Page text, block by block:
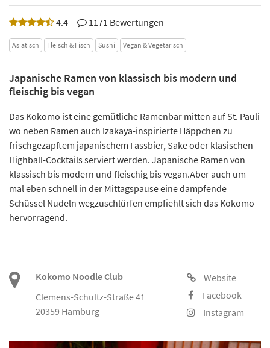
4.4 1171 Bewertungen
Asiatisch Fleisch & Fisch Sushi Vegan & Vegetarisch
Japanische Ramen von klassisch bis modern und
fleischig bis vegan
Das Kokomo ist eine gemütliche Ramenbar mitten auf St. Pauli
wo neben Ramen auch Izakaya-inspirierte Häppchen zu
frischgezapftem japanischem Fassbier, Sake oder klasischen
Highball-Cocktails serviert werden. Japanische Ramen von
klassisch bis modern und fleischig bis vegan.Aber auch um
mal eben schnell in der Mittagspause eine dampfende
Schüssel Nudeln wegzuschlürfen empfiehlt sich das Kokomo
hervorragend.
Kokomo Noodle Club
Clemens-Schultz-Straße 41
20359 Hamburg
Website
Facebook
Instagram